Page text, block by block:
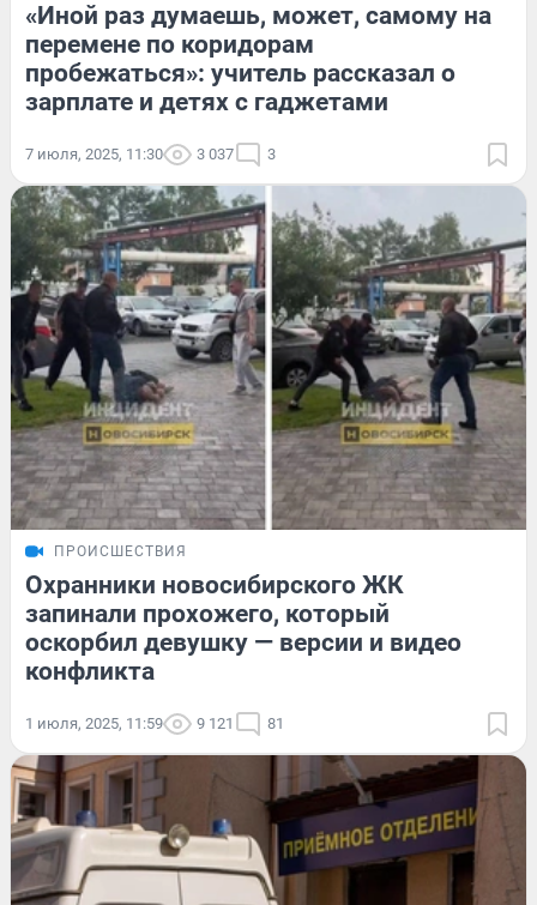
«Иной раз думаешь, может, самому на
перемене по коридорам
пробежаться»: учитель рассказал о
зарплате и детях с гаджетами
7 июля, 2025, 11:30 3 037 3
ПРОИСШЕСТВИЯ
Охранники новосибирского ЖК
запинали прохожего, который
оскорбил девушку — версии и видео
конфликта
1 июля, 2025, 11:59 9 121 81